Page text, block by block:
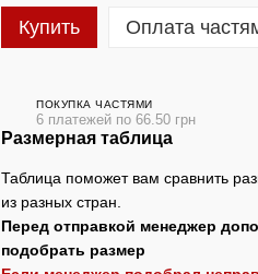
Купить Оплата
ПОКУПКА ЧАСТЯМИ
6 платежей по 66.50 грн
Размерная таблица
Таблица поможет вам сравнить
из разных стран.
Перед отправкой менеджер
подобрать размер